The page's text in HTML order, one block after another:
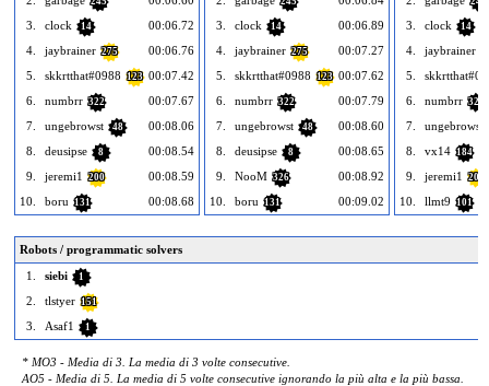
3.
clock 14
00:06.72
4.
jaybrainer 275
00:06.76
5.
skkrtthat#0988 123 00:07.42
6.
numbrr 322
00:07.67
7.
ungebrowst 48
00:08.06
8.
deusipse 8
00:08.54
9.
jeremi1 200
00:08.59
10.
boru 131 00:08.68
3.
clock 14
00:06.89
4.
jaybrainer 275
00:07.27
5.
skkrtthat#0988 123 00:07.62
6.
numbrr 322
00:07.79
7.
ungebrowst 48
00:08.60
8.
deusipse 8
00:08.65
9.
NooM 326
00:08.92
10.
boru 131 00:09.02
3. clock 14
4. jaybrainer
5.
6.
numbrr 322
7.
ungebrowst
8.
vx14 184
9. jeremi1 200
10. llmt9 101
Robots / programmatic solvers
1.
siebi 1
2. tlstyer 151
3. Asaf1 1
* MO3 - Media di 3. La media di 3 volte consecutive.
AO5 - Media di 5. La media di 5 volte consecutive ignorando la più alta e la più bassa.